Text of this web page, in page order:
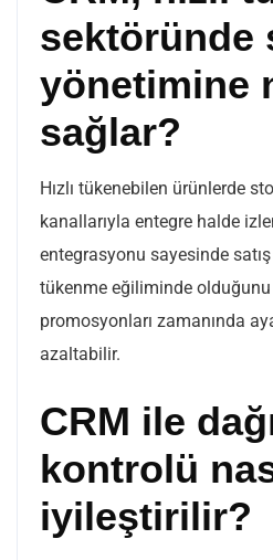
sektöründe
yönetimine
sağlar?
Hızlı tükenebilen ürünlerde
kanallarıyla entegre halde
entegrasyonu sayesinde
tükenme eğiliminde
promosyonları zamanında
azaltabilir.
CRM ile
kontrolü
iyileştirilir?